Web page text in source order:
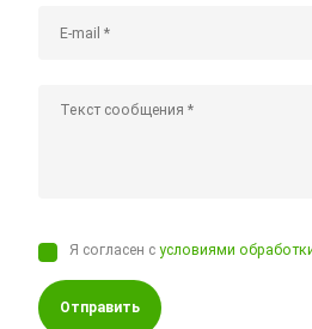
Я согласен сусловиями
Отправить